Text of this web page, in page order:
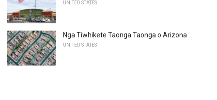
UNITED STATES
Nga Tiwhikete Taonga Taonga o Arizona
UNITED STATES